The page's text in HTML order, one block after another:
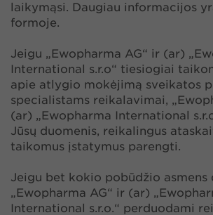
laikymąsi. Daugiau informacijos
formoje.
Jeigu „Ewopharma AG“ ir (ar)
International s.r.o“ tiesiogiai
apie atlygio mokėjimą sveikatos
specialistams reikalavimai,
(ar) „Ewopharma International
Jūsų duomenis, reikalingus
taikomus įstatymus parengti.
Jeigu bet kokio pobūdžio asmens
„Ewopharma AG“ ir (ar)
International s.r.o.“ perduodami